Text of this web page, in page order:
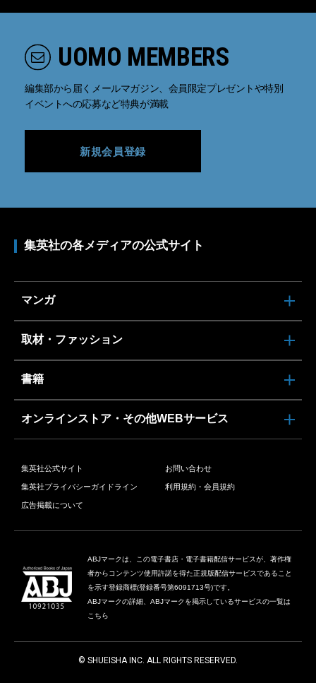
UOMO MEMBERS
編集部から届くメールマガジン、会員限定プレゼントや特別
イベントへの応募など特典が満載
新規会員登録
集英社の各メディアの公式サイト
マンガ
取材・ファッション
書籍
オンラインストア・その他WEBサービス
集英社公式サイト お問い合わせ
集英社プライバシーガイドライン 利用規約・会員規約
広告掲載について
ABJマークは、この電子書店・電子書籍配信サービスが、著作権
者からコンテンツ使用許諾を得た正規版配信サービスであること
を示す登録商標(登録番号第6091713号)です。
ABJマークの詳細、ABJマークを掲示しているサービスの一覧は
こちら
© SHUEISHA INC. ALL RIGHTS RESERVED.